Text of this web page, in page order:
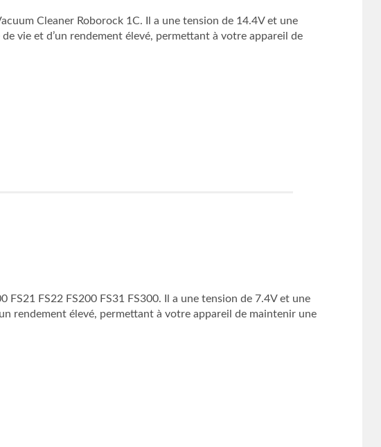
Cleaner Roborock 1C. Il a une tension de 14.4V et une
vie et d’un rendement élevé, permettant à votre appareil de
FS22 FS200 FS31 FS300. Il a une tension de 7.4V et une
rendement élevé, permettant à votre appareil de maintenir une